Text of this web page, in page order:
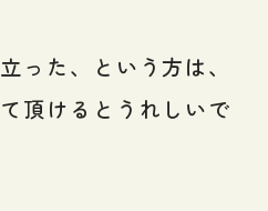
った、という方は、
頂けるとうれしいで